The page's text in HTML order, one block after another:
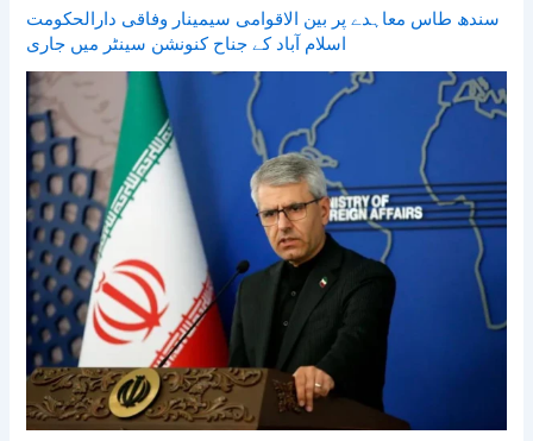
سندھ طاس معاہدے پر بین الاقوامی سیمینار وفاقی دارالحکومت
اسلام آباد کے جناح کنونشن سینٹر میں جاری